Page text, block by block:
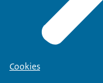
Cookies